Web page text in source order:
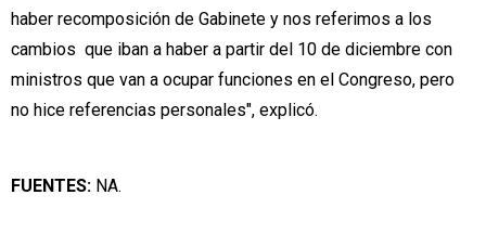
haber recomposición de Gabinete y nos referimos a los
cambios que iban a haber a partir del 10 de diciembre con
ministros que van a ocupar funciones en el Congreso, pero
no hice referencias personales", explicó.
FUENTES: NA.